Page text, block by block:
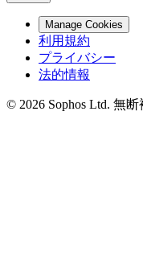
Manage Cookies
利用規約
プライバシー
法的情報
© 2026 Sophos Ltd. 無